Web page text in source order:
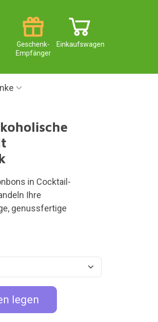
Einkaufswagen
Geschenk-
Empfänger
in Cocktail-
Ihre
genussfertige
legen